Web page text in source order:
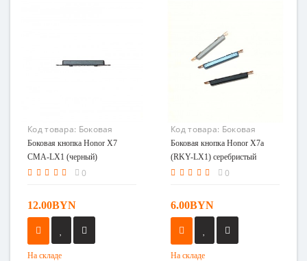
Код товара: Боковая
кнопка Honor X7 CMA-LX1
(черный)
Боковая кнопка Honor X7
CMA-LX1 (черный)
0
12.00BYN
На складе
Код товара: Боковая
кнопка Honor X7a (RKY-
LX1) серебристый
Боковая кнопка Honor X7a
(RKY-LX1) серебристый
0
6.00BYN
На складе